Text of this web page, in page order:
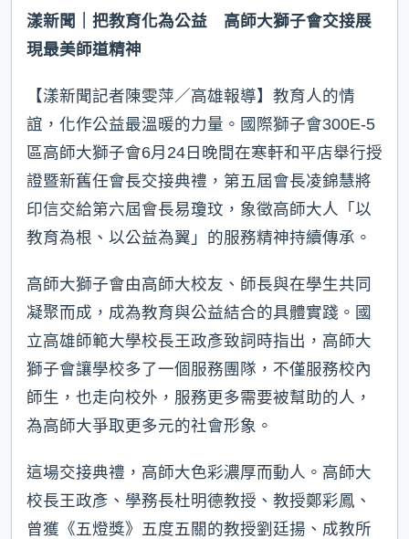
漾新聞｜把教育化為公益 高師大獅子會交接展
現最美師道精神
【漾新聞記者陳雯萍／高雄報導】教育人的情
誼，化作公益最溫暖的力量。國際獅子會300E-5
區高師大獅子會6月24日晚間在寒軒和平店舉行授
證暨新舊任會長交接典禮，第五屆會長凌錦慧將
印信交給第六屆會長易瓊玟，象徵高師大人「以
教育為根、以公益為翼」的服務精神持續傳承。
高師大獅子會由高師大校友、師長與在學生共同
凝聚而成，成為教育與公益結合的具體實踐。國
立高雄師範大學校長王政彥致詞時指出，高師大
獅子會讓學校多了一個服務團隊，不僅服務校內
師生，也走向校外，服務更多需要被幫助的人，
為高師大爭取更多元的社會形象。
這場交接典禮，高師大色彩濃厚而動人。高師大
校長王政彥、學務長杜明德教授、教授鄭彩鳳、
曾獲《五燈獎》五度五關的教授劉廷揚、成教所